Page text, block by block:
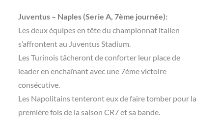
Juventus – Naples (Serie A, 7ème journée):
Les deux équipes en tête du championnat italien
s’affrontent au Juventus Stadium.
Les Turinois tâcheront de conforter leur place de
leader en enchaînant avec une 7ème victoire
consécutive.
Les Napolitains tenteront eux de faire tomber pour la
première fois de la saison CR7 et sa bande.